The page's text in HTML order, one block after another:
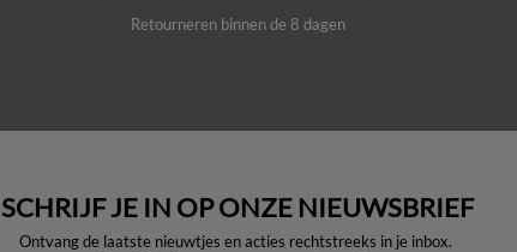
Retourneren binnen de 8 dagen
SCHRIJF JE IN OP ONZE NIEUWSBRIEF
Ontvang de laatste nieuwtjes en acties rechtstreeks in je inbox.